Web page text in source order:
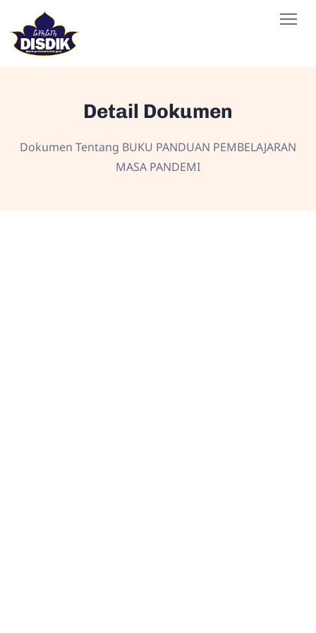
Detail Dokumen
Dokumen Tentang BUKU PANDUAN PEMBELAJARAN
MASA PANDEMI